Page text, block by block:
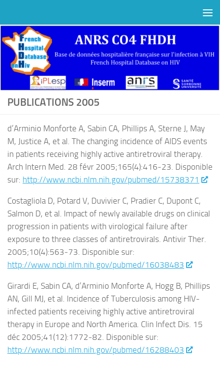
PUBLICATIONS 2005
d’Arminio Monforte A, Sabin CA, Phillips A, Sterne J, May
M, Justice A, et al. The changing incidence of AIDS events
in patients receiving highly active antiretroviral therapy.
Arch Intern Med. 28 févr 2005;165(4):416‑23. Disponible
sur: http://www.ncbi.nlm.nih.gov/pubmed/15738371
Costagliola D, Potard V, Duvivier C, Pradier C, Dupont C,
Salmon D, et al. Impact of newly available drugs on clinical
progression in patients with virological failure after
exposure to three classes of antiretrovirals. Antivir Ther.
2005;10(4):563‑73. Disponible sur:
http://www.ncbi.nlm.nih.gov/pubmed/16038483
Girardi E, Sabin CA, d’Arminio Monforte A, Hogg B, Phillips
AN, Gill MJ, et al. Incidence of Tuberculosis among HIV-
infected patients receiving highly active antiretroviral
therapy in Europe and North America. Clin Infect Dis. 15
déc 2005;41(12):1772‑82. Disponible sur:
http://www.ncbi.nlm.nih.gov/pubmed/16288403